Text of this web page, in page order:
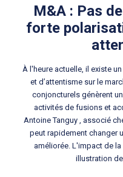
M&A : Pas
forte
À l'heure actuelle, il existe
et d’attentisme sur le
conjoncturels génèrent
activités de fusions et
Antoine Tanguy , associé
peut rapidement changer
améliorée. L'impact de la
illustration